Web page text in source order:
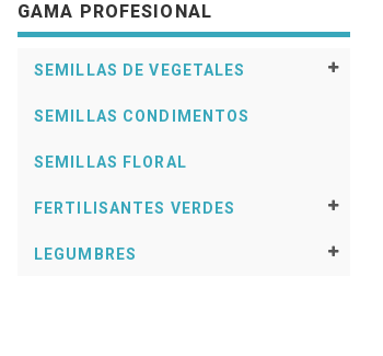
GAMA PROFESIONAL
SEMILLAS DE VEGETALES
SEMILLAS CONDIMENTOS
SEMILLAS FLORAL
FERTILISANTES VERDES
LEGUMBRES